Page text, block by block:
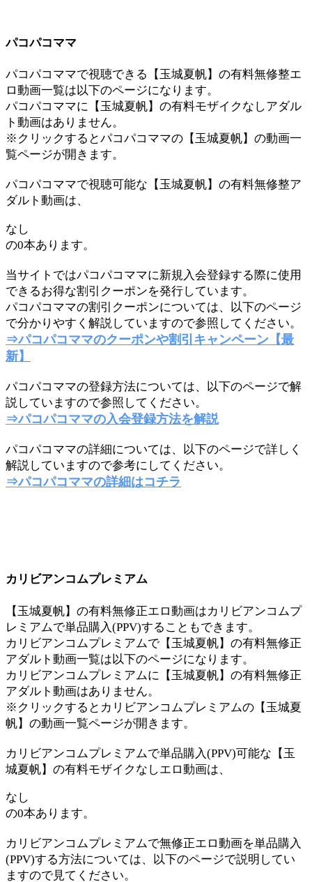
パコパコママ
パコパコママで視聴できる【玉城夏帆】の有料無修整エ
ロ動画一覧は以下のページになります。
パコパコママに【玉城夏帆】の有料モザイクなしアダル
ト動画はありません。
※クリックするとパコパコママの【玉城夏帆】の動画一
覧ページが開きます。
パコパコママで視聴可能な【玉城夏帆】の有料無修整ア
ダルト動画は、
なし
の0本あります。
当サイトではパコパコママに新規入会登録する際に使用
できるお得な割引クーポンを発行しています。
パコパコママの割引クーポンについては、以下のページ
で分かりやすく解説していますので参照してください。
⇒パコパコママのクーポンや割引キャンペーン【最
新】
パコパコママの登録方法については、以下のページで解
説していますので参照してください。
⇒パコパコママの入会登録方法を解説
パコパコママの詳細については、以下のページで詳しく
解説していますので参考にしてください。
⇒パコパコママの詳細はコチラ
カリビアンコムプレミアム
【玉城夏帆】の有料無修正エロ動画はカリビアンコムプ
レミアムで単品購入(PPV)することもできます。
カリビアンコムプレミアムで【玉城夏帆】の有料無修正
アダルト動画一覧は以下のページになります。
カリビアンコムプレミアムに【玉城夏帆】の有料無修正
アダルト動画はありません。
※クリックするとカリビアンコムプレミアムの【玉城夏
帆】の動画一覧ページが開きます。
カリビアンコムプレミアムで単品購入(PPV)可能な【玉
城夏帆】の有料モザイクなしエロ動画は、
なし
の0本あります。
カリビアンコムプレミアムで無修正エロ動画を単品購入
(PPV)する方法については、以下のページで説明してい
ますので見てください。